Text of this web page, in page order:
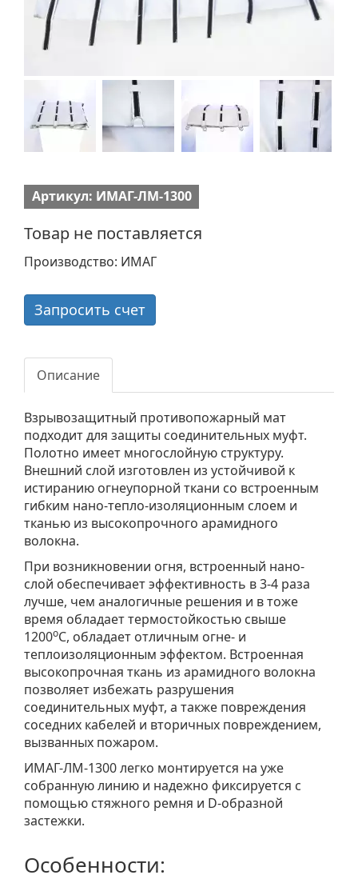
Артикул: ИМАГ-ЛМ-1300
Товар не поставляется
Производство: ИМАГ
Запросить счет
Описание
Взрывозащитный противопожарный мат
подходит для защиты соединительных муфт.
Полотно имеет многослойную структуру.
Внешний слой изготовлен из устойчивой к
истиранию огнеупорной ткани со встроенным
гибким нано-тепло-изоляционным слоем и
тканью из высокопрочного арамидного
волокна.
При возникновении огня, встроенный нано-
слой обеспечивает эффективность в 3-4 раза
лучше, чем аналогичные решения и в тоже
время обладает термостойкостью свыше
1200оС, обладает отличным огне- и
теплоизоляционным эффектом. Встроенная
высокопрочная ткань из арамидного волокна
позволяет избежать разрушения
соединительных муфт, а также повреждения
соседних кабелей и вторичных повреждением,
вызванных пожаром.
ИМАГ-ЛМ-1300 легко монтируется на уже
собранную линию и надежно фиксируется с
помощью стяжного ремня и D-образной
застежки.
Особенности: